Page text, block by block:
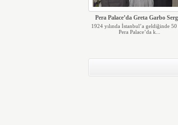
Pera Palace’da Greta Garbo
1924 yılında İstanbul’a geldiğinde
Pera Palace’da k...